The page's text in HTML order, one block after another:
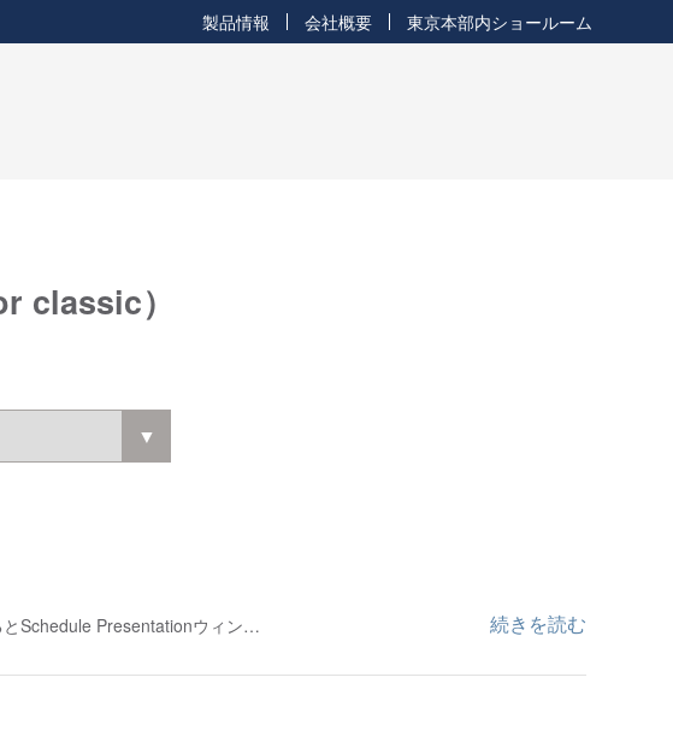
製品情報 会社概要 東京本部内ショールーム
classic）
Schedule Presentationウィン… 続きを読む